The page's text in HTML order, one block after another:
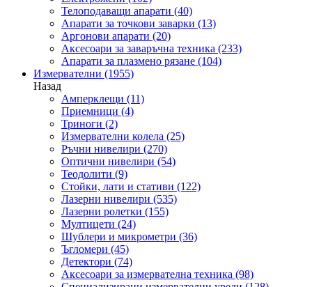
Телоподаващи апарати (40)
Апарати за точкови заварки (13)
Аргонови апарати (20)
Аксесоари за заваръчна техника (233)
Апарати за плазмено рязане (104)
Измервателни (1955)
Назад
Амперклещи (11)
Приемници (4)
Триноги (2)
Измервателни колела (25)
Ръчни нивелири (270)
Оптични нивелири (54)
Теодолити (9)
Стойки, лати и стативи (122)
Лазерни нивелири (535)
Лазерни ролетки (155)
Мултицети (24)
Шублери и микрометри (36)
Ъгломери (45)
Детектори (74)
Аксесоари за измервателна техника (98)